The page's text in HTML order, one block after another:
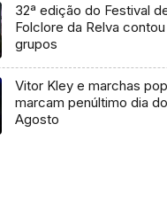
32ª edição do Festival
Folclore da Relva
grupos
Vitor Kley e marchas
marcam penúltimo dia
Agosto